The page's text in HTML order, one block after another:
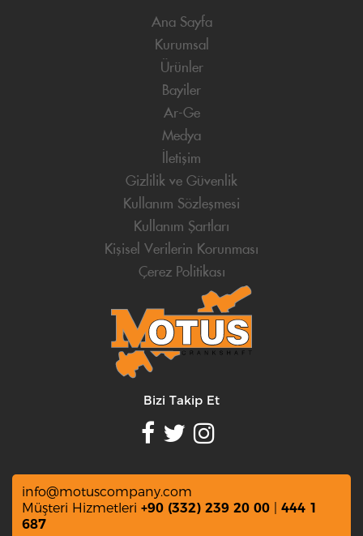
Ana Sayfa
Kurumsal
Ürünler
Bayiler
Ar-Ge
Medya
İletişim
Gizlilik ve Güvenlik
Kullanım Sözleşmesi
Kullanım Şartları
Kişisel Verilerin Korunması
Çerez Politikası
Bizi Takip Et
info@motuscompany.com
Müşteri Hizmetleri +90 (332) 239 20 00
444 1
687